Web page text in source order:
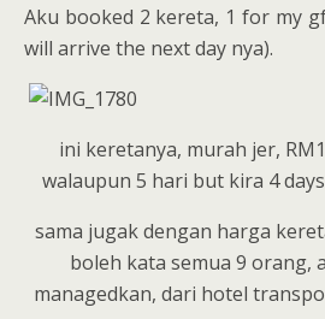
Aku booked 2 kereta, 1 for my
will arrive the next day nya).
ini keretanya, murah jer,
walaupun 5 hari but kira 4
sama jugak dengan harga
boleh kata semua 9 orang,
managedkan, dari hotel